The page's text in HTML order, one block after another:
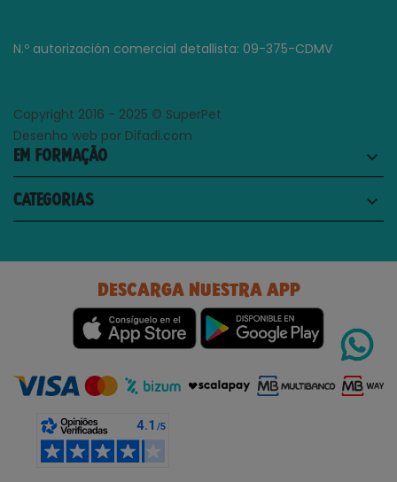
N.º autorización comercial detallista: 09-375-CDMV
Copyright 2016 - 2025 © SuperPet
Desenho web por Difadi.com
EM FORMAÇÃO keyboard_arrow_down
CATEGORIAS keyboard_arrow_down
DESCARGA NUESTRA APP